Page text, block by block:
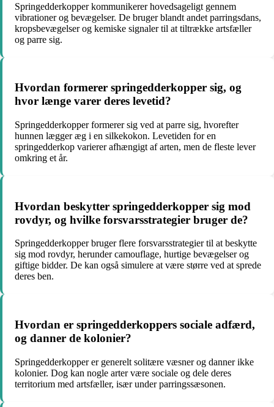
Springedderkopper kommunikerer hovedsageligt gennem
vibrationer og bevægelser. De bruger blandt andet parringsdans,
kropsbevægelser og kemiske signaler til at tiltrække artsfæller
og parre sig.
Hvordan formerer springedderkopper sig, og
hvor længe varer deres levetid?
Springedderkopper formerer sig ved at parre sig, hvorefter
hunnen lægger æg i en silkekokon. Levetiden for en
springedderkop varierer afhængigt af arten, men de fleste lever
omkring et år.
Hvordan beskytter springedderkopper sig mod
rovdyr, og hvilke forsvarsstrategier bruger de?
Springedderkopper bruger flere forsvarsstrategier til at beskytte
sig mod rovdyr, herunder camouflage, hurtige bevægelser og
giftige bidder. De kan også simulere at være større ved at sprede
deres ben.
Hvordan er springedderkoppers sociale adfærd,
og danner de kolonier?
Springedderkopper er generelt solitære væsner og danner ikke
kolonier. Dog kan nogle arter være sociale og dele deres
territorium med artsfæller, især under parringssæsonen.